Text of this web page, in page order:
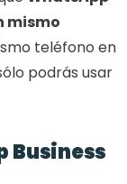
mismo
teléfono en
podrás usar
Business